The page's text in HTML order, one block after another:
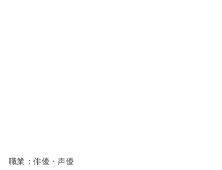
職業：俳優・声優